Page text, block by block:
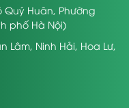
Quý Huân, Phường
phố Hà Nội)
Lâm, Ninh Hải, Hoa Lư,